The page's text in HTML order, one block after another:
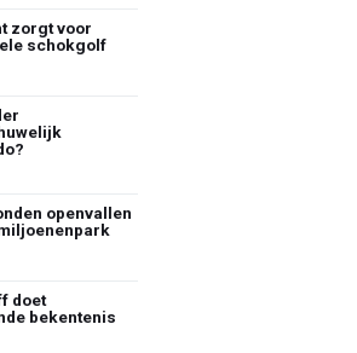
zorgt voor
schokgolf
openvallen
doet
bekentenis